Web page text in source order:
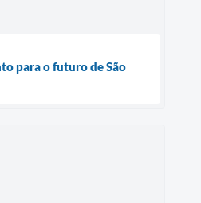
para o futuro de São